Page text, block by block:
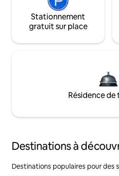
Stationnement
gratuit sur place
Résidence de
Destinations à
Destinations populaires pour des